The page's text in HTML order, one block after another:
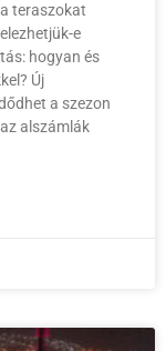
teraszokat
e
hogyan és
Új
a szezon
alszámlák